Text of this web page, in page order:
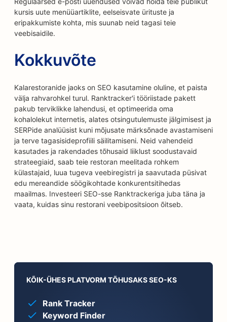
kursis uute menüüartiklite, eelseisvate ürituste ja
eripakkumiste kohta, mis suunab neid tagasi teie
veebisaidile.
Kokkuvõte
Kalarestoranide jaoks on SEO kasutamine oluline, et paista
välja rahvarohkel turul. Ranktracker'i tööriistade pakett
pakub terviklikke lahendusi, et optimeerida oma
kohalolekut internetis, alates otsingutulemuste jälgimisest ja
SERPide analüüsist kuni mõjusate märksõnade avastamiseni
ja terve tagasisideprofiili säilitamiseni. Neid vahendeid
kasutades ja rakendades tõhusaid liiklust soodustavaid
strateegiaid, saab teie restoran meelitada rohkem
külastajaid, luua tugeva veebiregistri ja saavutada püsivat
edu mereandide söögikohtade konkurentsitihedas
maailmas. Investeeri SEO-sse Ranktrackeriga juba täna ja
vaata, kuidas sinu restorani veebipositsioon õitseb.
KÕIK-ÜHES PLATVORM TÕHUSAKS SEO-KS
Rank Tracker
Keyword Finder